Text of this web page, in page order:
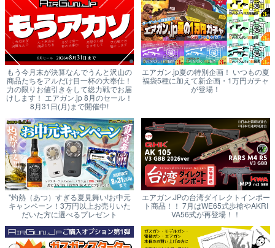
もう今月末が決算なんでうんと沢山の
商品たちをアルだけ目一杯の大奉仕！
力の限りお値引きをして総力戦でお届
けします！ エアガン.jp 8月のセール！
8月31日(月)まで開催中!
エアガン.jp夏の特別企画！ いつもの夏
福袋5種に加えて新企画・1万円ガチャ
が登場！
"灼熱（あつ）すぎる夏見舞い!お中元
キャンペーン！3万円以上お売りいた
だいた方に選べるプレゼント
エアガン.JPの台湾ダイレクトインポー
ト商品！！ 7月はWE65式歩槍やAKRI
VA56式が再登場！！